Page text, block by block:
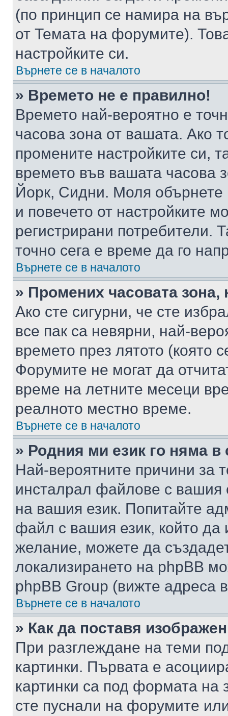
(по принцип се намира на
от Темата на форумите).
настройките си.
Върнете се в началото
» Времето не е правилно!
Времето най-вероятно е
часова зона от вашата. Ако
промените настройките си,
времето във вашата
Йорк, Сидни. Моля обърнете
и повечето от настройките
регистрирани потребители.
точно сега е време да го
Върнете се в началото
» Промених часовата
Ако сте сигурни, че сте
все пак са невярни, най-
времето през лятото (която
Форумите не могат да
време на летните месеци
реалното местно време.
Върнете се в началото
» Родния ми език го няма в
Най-вероятните причини за
инсталрал файлове с вашия
на вашия език. Попитайте
файл с вашия език, който да
желание, можете да
локализирането на phpBB
phpBB Group (вижте адреса
Върнете се в началото
» Как да поставя
При разглеждане на теми
картинки. Първата е
картинки са под формата на
сте пуснали на форумите